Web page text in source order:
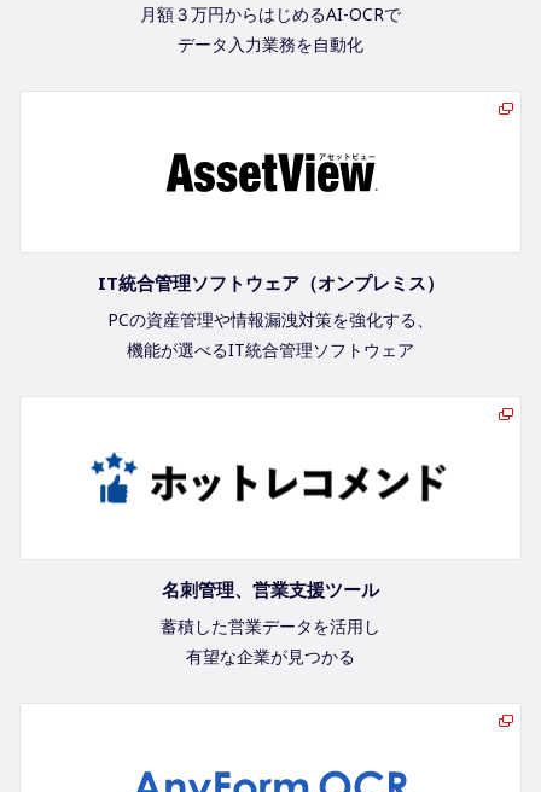
月額３万円からはじめるAI-OCRで
データ入力業務を自動化
IT統合管理ソフトウェア（オンプレミス）
PCの資産管理や情報漏洩対策を強化する、
機能が選べるIT統合管理ソフトウェア
名刺管理、営業支援ツール
蓄積した営業データを活用し
有望な企業が見つかる